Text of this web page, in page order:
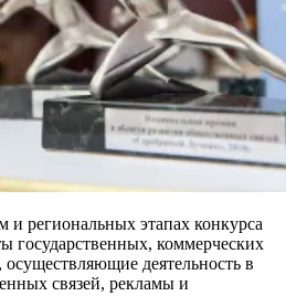
региональных этапах конкурса
государственных, коммерческих
деятельность в
связей, рекламы и